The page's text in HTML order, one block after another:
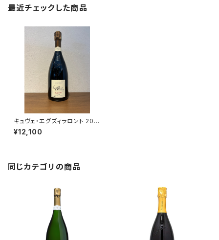
最近チェックした商品
キュヴェ・エグズィラロント 201
4 ル・ブリュン・セルヴネイ シャ
ンパーニュ 750ml
¥12,100
同じカテゴリの商品